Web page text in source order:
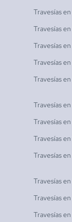
Travesías en
Travesías en
Travesías en
Travesías en
Travesías en
Travesías en
Travesías en
Travesías en
Travesías en
Travesías en
Travesías en
Travesías en